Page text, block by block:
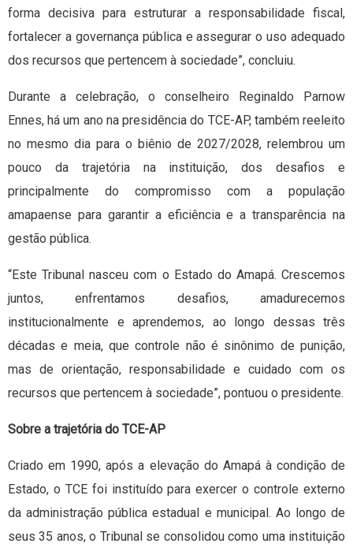
forma decisiva para estruturar a responsabilidade fiscal,
fortalecer a governança pública e assegurar o uso adequado
dos recursos que pertencem à sociedade”, concluiu.
Durante a celebração, o conselheiro Reginaldo Parnow
Ennes, há um ano na presidência do TCE-AP, também reeleito
no mesmo dia para o biênio de 2027/2028, relembrou um
pouco da trajetória na instituição, dos desafios e
principalmente do compromisso com a população
amapaense para garantir a eficiência e a transparência na
gestão pública.
“Este Tribunal nasceu com o Estado do Amapá. Crescemos
juntos, enfrentamos desafios, amadurecemos
institucionalmente e aprendemos, ao longo dessas três
décadas e meia, que controle não é sinônimo de punição,
mas de orientação, responsabilidade e cuidado com os
recursos que pertencem à sociedade”, pontuou o presidente.
Sobre a trajetória do TCE-AP
Criado em 1990, após a elevação do Amapá à condição de
Estado, o TCE foi instituído para exercer o controle externo
da administração pública estadual e municipal. Ao longo de
seus 35 anos, o Tribunal se consolidou como uma instituição